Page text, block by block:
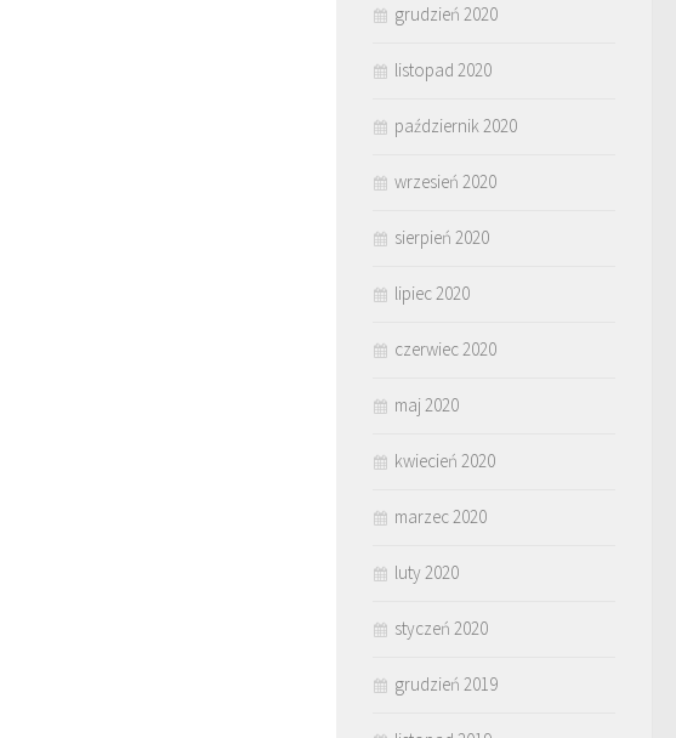
grudzień 2020
listopad 2020
październik 2020
wrzesień 2020
sierpień 2020
lipiec 2020
czerwiec 2020
maj 2020
kwiecień 2020
marzec 2020
luty 2020
styczeń 2020
grudzień 2019